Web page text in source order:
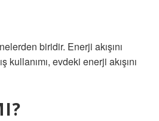
biridir. Enerji akışını
evdeki enerji akışını